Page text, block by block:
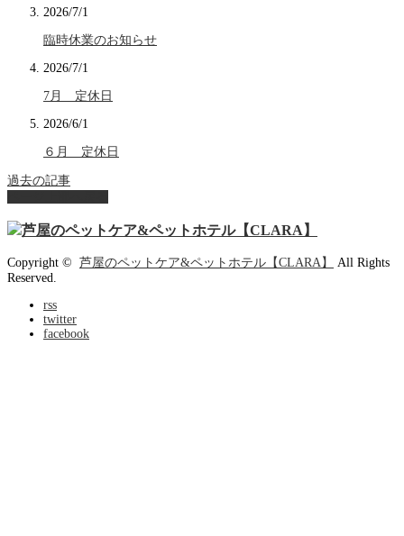
2026/7/1
臨時休業のお知らせ
2026/7/1
7月 定休日
2026/6/1
６月 定休日
過去の記事
Copyright © 芦屋のペットケア&ペットホテル【CLARA】
All Rights
Reserved.
rss
twitter
facebook